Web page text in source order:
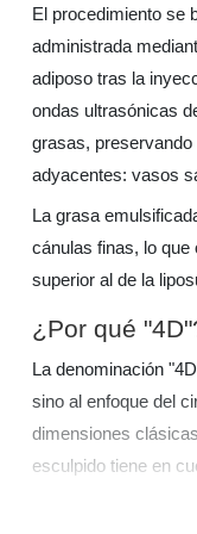
El procedimiento se
administrada
adiposo tras la
ondas ultrasónicas
grasas,
adyacentes: vasos
La grasa
cánulas finas, lo que
superior al de la
¿Por qué
La denominación
sino al enfoque del
dimensiones
esculpido tiene en
relieves
brazos, se definen